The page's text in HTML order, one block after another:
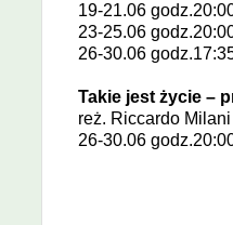
19-21.06
23-25.06
26-30.06
Takie jest życie –
reż. Riccardo
26-30.06